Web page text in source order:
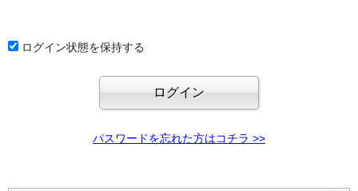
ログイン状態を保持する
パスワードを忘れた方はコチラ >>